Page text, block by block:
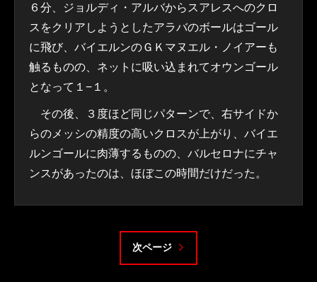
６分、ジョルディ・アルバからスアレスへのクロ
スをクリアしようとしたアラバのボールはゴール
に飛び、バイエルンのＧＫマヌエル・ノイアーも
触るものの、ネットに吸い込まれてオウンゴール
となって１−１。
その後、３度ほど同じパターンで、右サイドか
らのメッシの精度の高いクロスが上がり、バイエ
ルンゴールに肉薄するものの、バルセロナにチャ
ンスがあったのは、ほぼこの時間だけだった。
次ページ